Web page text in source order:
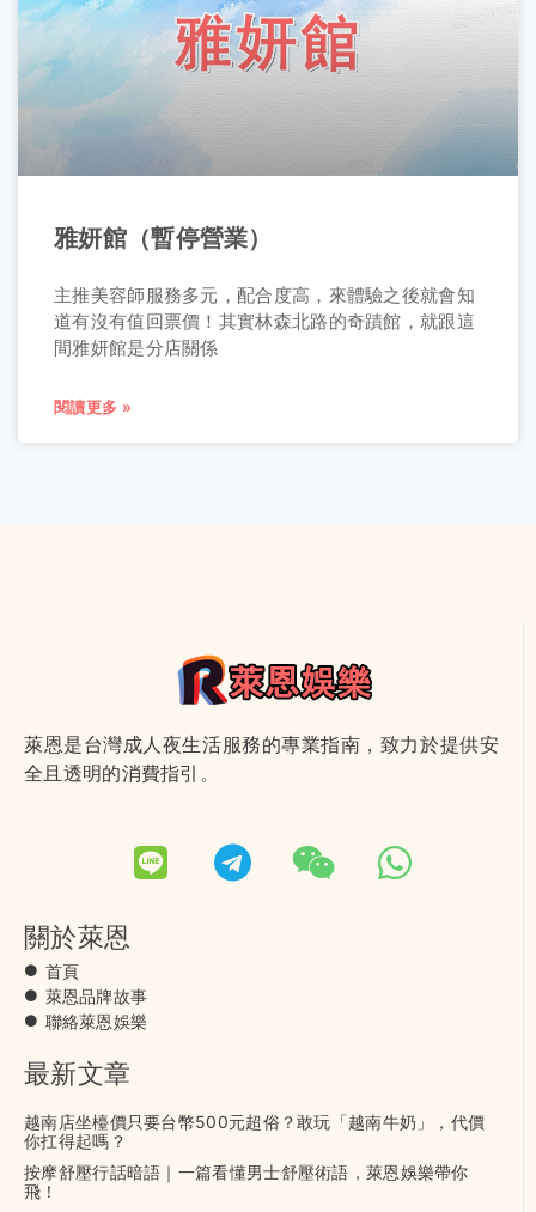
雅妍館（暫停營業）
主推美容師服務多元，配合度高，來體驗之後就會知
道有沒有值回票價！其實林森北路的奇蹟館，就跟這
間雅妍館是分店關係
閱讀更多 »
萊恩是台灣成人夜生活服務的專業指南，致力於提供安
全且透明的消費指引。
關於萊恩
首頁
萊恩品牌故事
聯絡萊恩娛樂
最新文章
越南店坐檯價只要台幣500元超俗？敢玩「越南牛奶」，代價
你扛得起嗎？
按摩舒壓行話暗語｜一篇看懂男士舒壓術語，萊恩娛樂帶你
飛！